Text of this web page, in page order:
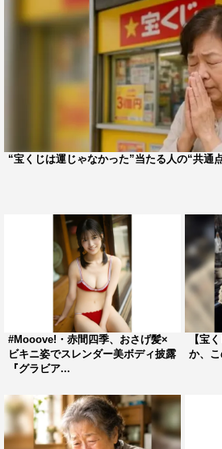
“宝くじは運じゃなかった”当たる人の“共通
#Mooove!・赤間四季、おさげ髪×
ビキニ姿でスレンダー美ボディ披露
『グラビア...
【宝
か、